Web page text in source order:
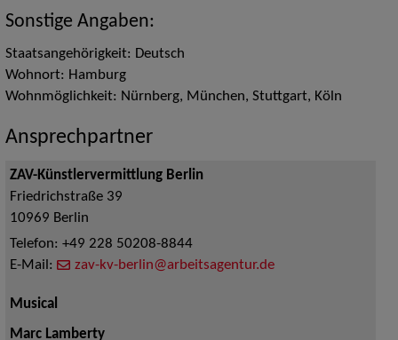
Sonstige Angaben:
Staatsangehörigkeit: Deutsch
Wohnort: Hamburg
Wohnmöglichkeit: Nürnberg, München, Stuttgart, Köln
Ansprechpartner
ZAV-Künstlervermittlung Berlin
Friedrichstraße 39
10969 Berlin
Telefon: +49 228 50208-8844
E-Mail:
zav-kv-berlin@arbeitsagentur.de
Musical
Marc Lamberty